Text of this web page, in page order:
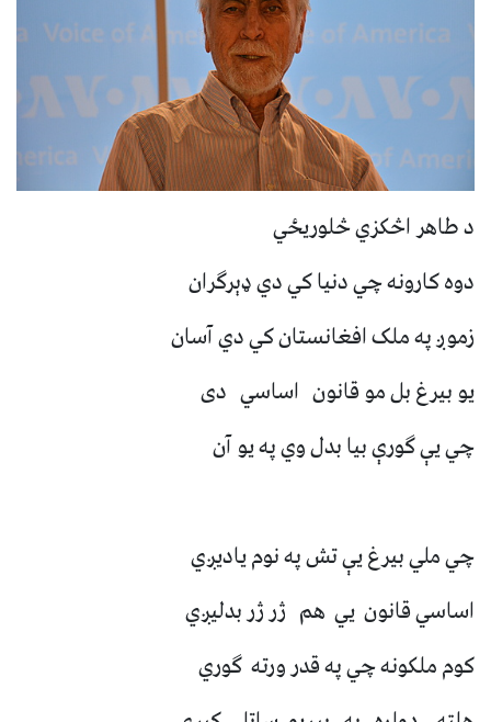
د طاهر اڅکزي څلوریځي
دوه کارونه چي دنیا کي دي ډېرګران
زموږ په ملک افغانستان کي دي آسان
یو بیرغ بل مو قانون اساسي دی
چي یې ګورې بیا بدل وي په یو آن
چي ملي بیرغ یې تش په نوم یادیږي
اساسي قانون یي هم ژر ژر بدلیږي
کوم ملکونه چي په قدر ورته ګوري